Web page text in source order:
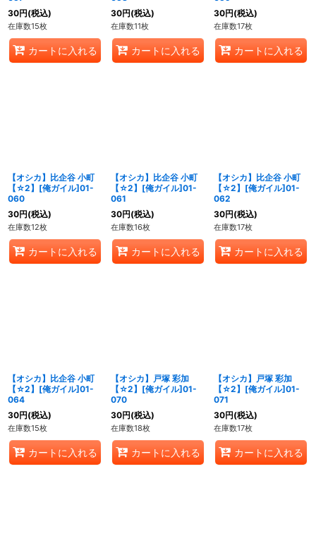
30円(税込)
在庫数15枚
カートに入れる
30円(税込)
在庫数11枚
カートに入れる
30円(税込)
在庫数17枚
カートに入れる
【オシカ】比企谷 小町
【☆2】[俺ガイル]01-
060
30円(税込)
在庫数12枚
カートに入れる
【オシカ】比企谷 小町
【☆2】[俺ガイル]01-
061
30円(税込)
在庫数16枚
カートに入れる
【オシカ】比企谷 小町
【☆2】[俺ガイル]01-
062
30円(税込)
在庫数17枚
カートに入れる
【オシカ】比企谷 小町
【☆2】[俺ガイル]01-
064
30円(税込)
在庫数15枚
カートに入れる
【オシカ】戸塚 彩加
【☆2】[俺ガイル]01-
070
30円(税込)
在庫数18枚
カートに入れる
【オシカ】戸塚 彩加
【☆2】[俺ガイル]01-
071
30円(税込)
在庫数17枚
カートに入れる